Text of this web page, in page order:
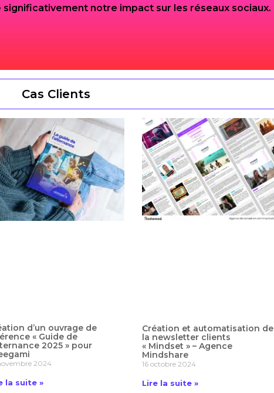
notre impact sur les réseaux sociaux.
Cas Clients
d’un ouvrage de
« Guide de
2025 » pour
2024
la suite »
Création et automatisation de
la newsletter clients
« Mindset » – Agence
Mindshare
16 octobre 2024
Lire la suite »